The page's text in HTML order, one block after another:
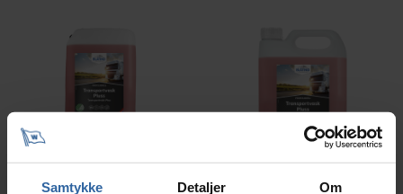
Samtykke Detaljer Om